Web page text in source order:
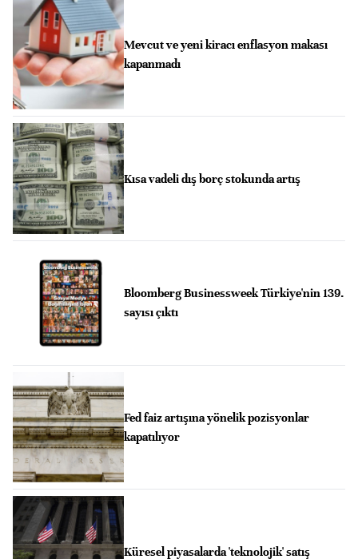
Mevcut ve yeni kiracı enflasyon makası
kapanmadı
Kısa vadeli dış borç stokunda artış
Bloomberg Businessweek Türkiye'nin 139.
sayısı çıktı
Fed faiz artışına yönelik pozisyonlar
kapatılıyor
Küresel piyasalarda 'teknolojik' satış